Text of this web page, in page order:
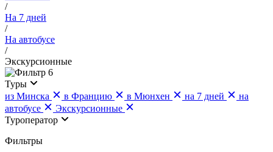
/
На 7 дней
/
На автобусе
/
Экскурсионные
6
Туры
из Минска
в Францию в Мюнхен на 7 дней
на
автобусе
Экскурсионные
Туроператор
Фильтры